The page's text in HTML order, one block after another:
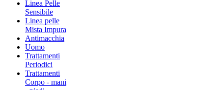
Linea Pelle
Sensibile
Linea pelle
Mista Impura
Antimacchia
Uomo
Trattamenti
Periodici
Trattamenti
Corpo - mani